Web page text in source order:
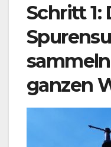
Schritt 1:
ganzen